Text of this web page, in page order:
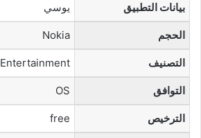
بيانات التطبيق يوسي
الحجم Nokia
التصنيف Entertainment
التوافق OS
الترخيص free